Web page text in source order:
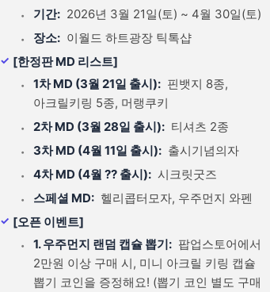
기간: 2026년 3월 21일(토) ~ 4월 30일(토)
장소: 이월드 하트광장 틱톡샵
[한정판 MD 리스트]
1차 MD (3월 21일 출시): 핀뱃지 8종,
아크릴키링 5종, 머랭쿠키
2차 MD (3월 28일 출시): 티셔츠 2종
3차 MD (4월 11일 출시): 출시기념의자
4차 MD (4월 ?? 출시): 시크릿굿즈
스페셜 MD: 헬리콥터모자, 우주먼지 와펜
[오픈 이벤트]
1. 우주먼지 랜덤 캡슐 뽑기: 팝업스토어에서
2만원 이상 구매 시, 미니 아크릴 키링 캡슐
뽑기 코인을 증정해요! (뽑기 코인 별도 구매